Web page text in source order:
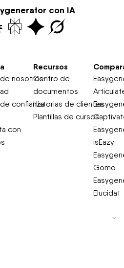
con IA
nosotros
confianza
con
Recursos
Centro de
documentos
Historias de clientes
Plantillas de cursos
isEazy
Gomo
Elucidat